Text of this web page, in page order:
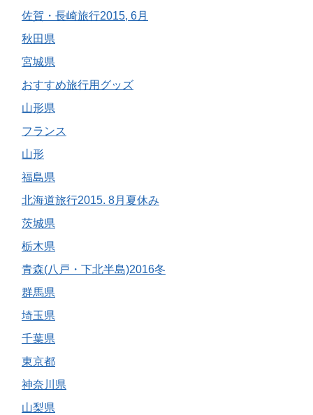
佐賀・長崎旅行2015, 6月
秋田県
宮城県
おすすめ旅行用グッズ
山形県
フランス
山形
福島県
北海道旅行2015. 8月夏休み
茨城県
栃木県
青森(八戸・下北半島)2016冬
群馬県
埼玉県
千葉県
東京都
神奈川県
山梨県